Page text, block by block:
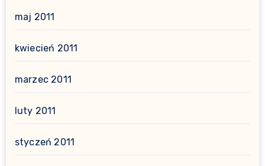
maj 2011
kwiecień 2011
marzec 2011
luty 2011
styczeń 2011